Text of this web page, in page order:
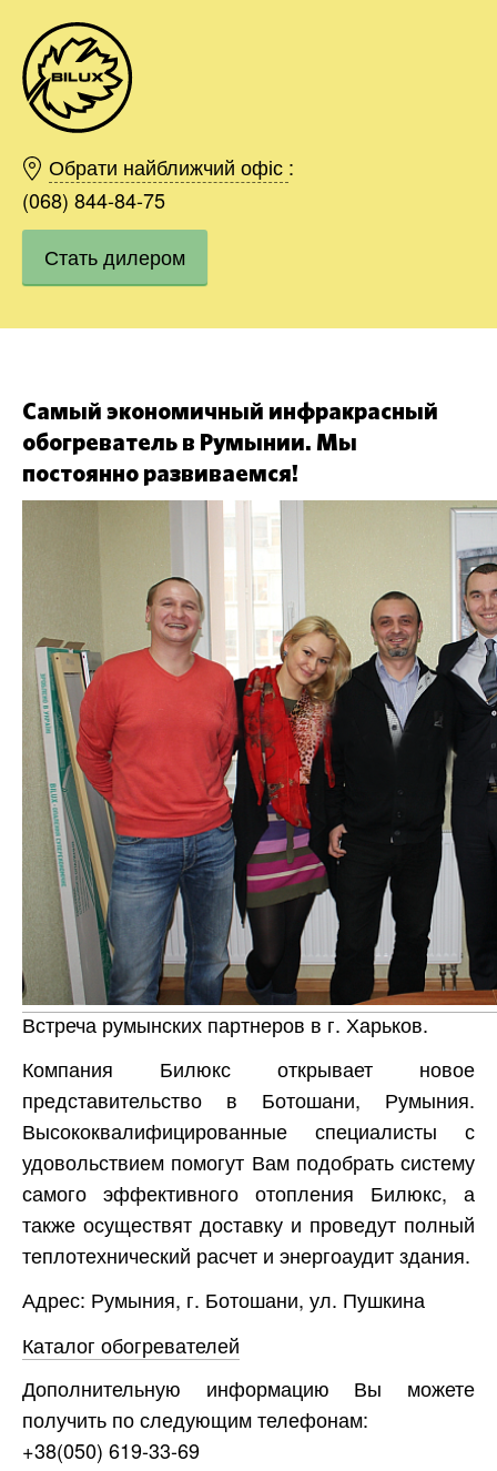
Обрати найближчий офіс :
(068) 844-84-75
Стать дилером
Самый экономичный инфракрасный
обогреватель в Румынии. Мы
постоянно развиваемся!
Встреча румынских партнеров в г. Харьков.
Компания Билюкс открывает новое
представительство в Ботошани, Румыния.
Высококвалифицированные специалисты с
удовольствием помогут Вам подобрать систему
самого эффективного отопления Билюкс, а
также осуществят доставку и проведут полный
теплотехнический расчет и энергоаудит здания.
Адрес: Румыния, г. Ботошани, ул. Пушкина
Каталог обогревателей
Дополнительную информацию Вы можете
получить по следующим телефонам:
+38(050) 619-33-69
Киев
Харьков
Одесса
Днепр
Ивано-Франковск
Область